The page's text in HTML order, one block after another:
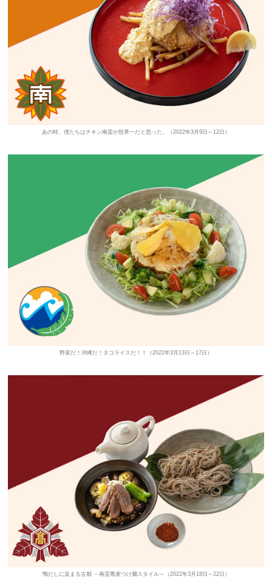
あの時、僕たちはチキン南蛮が世界一だと思った。（2022年3月9日～12日）
野菜だ！沖縄だ！タコライスだ！！（2022年3月13日～17日）
鴨だしに染まる古都 ～南蛮蕎麦つけ麺スタイル～（2022年3月18日～22日）